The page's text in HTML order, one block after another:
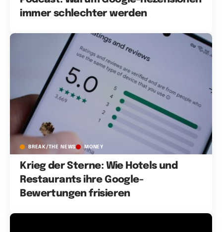
immer schlechter werden
BREAK/THE NEWS MONEY
Krieg der Sterne: Wie Hotels und
Restaurants ihre Google-
Bewertungen frisieren